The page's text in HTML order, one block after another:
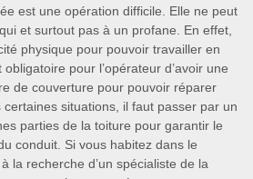
est une opération difficile. Elle ne peut
et surtout pas à un profane. En effet,
physique pour pouvoir travailler en
pour l’opérateur d’avoir une
de couverture pour pouvoir réparer
situations, il faut passer par un
parties de la toiture pour garantir le
conduit. Si vous habitez dans le
la recherche d’un spécialiste de la